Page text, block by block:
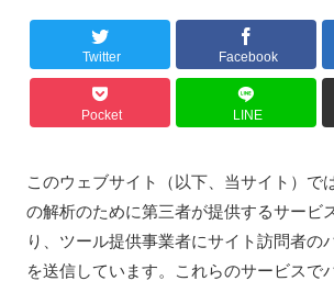
Twitter Facebook
Pocket LINE
このウェブサイト（以下、当サイト）で
の解析のために第三者が提供するサービ
り、ツール提供事業者にサイト訪問者の
を送信しています。これらのサービスで